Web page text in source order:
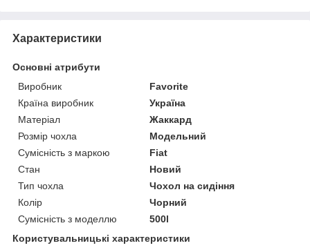
Характеристики
Основні атрибути
Виробник
Favorite
Країна виробник
Україна
Матеріал
Жаккард
Розмір чохла
Модельний
Сумісність з маркою
Fiat
Стан
Новий
Тип чохла
Чохол на сидіння
Колір
Чорний
Сумісність з моделлю
500l
Користувальницькі характеристики